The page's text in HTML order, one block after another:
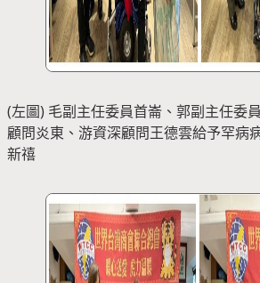
(左圖) 毛副主任委員首崙、郭副主任委
顧問炎東、游資深顧問王德雲給予罕病
新禧